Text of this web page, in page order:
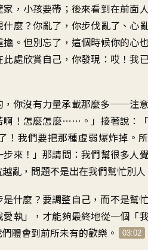
，小孩要帶；後來看到在前面
麼？你亂了，你步伐亂了、心
。但別忘了，這個時候你的心
處欣賞自己，你發現：哎！我
，你沒有力量承載那麼多──注
啊！怎麼怎麼……。」接著說：
！我們要把那種虛弱爆炸掉。
步來！」那請問：我們幫很多
亂，問題不是出在我們幫忙別
什麼？要調整自己，而不是幫
愛執」，才能夠最終地從一個
體會到前所未有的歡樂。
03:02